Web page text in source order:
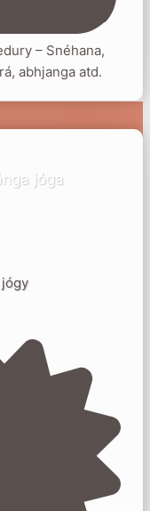
– Snéhana,
abhjanga atd.
jóga